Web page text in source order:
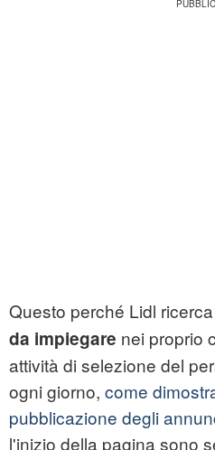
Questo perché Lidl ricerca
da impiegare nei proprio
attività di selezione del
ogni giorno, come
pubblicazione degli
l'inizio della pagina sono